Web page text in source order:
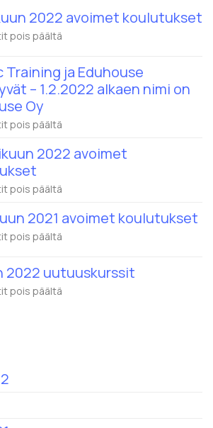
2022 avoimet koulutukset
pois päältä
avoimet
koulutukset
Training ja Eduhouse
– 1.2.2022 alkaen nimi on
Oy
pois päältä
Training
ja
alkaen
nimi
2022 avoimet
pois päältä
2022
avoimet
2021 avoimet koulutukset
pois päältä
avoimet
koulutukset
2022 uutuuskurssit
pois päältä